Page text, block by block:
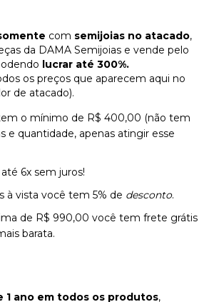
com semijoias no atacado,
da DAMA Semijoias e vende pelo
lucrar até 300%.
os preços que aparecem aqui no
de atacado).
o mínimo de R$ 400,00 (não tem
e quantidade, apenas atingir esse
6x sem juros!
à vista você tem 5% de desconto.
de R$ 990,00 você tem frete grátis
barata.
1 ano em todos os produtos,